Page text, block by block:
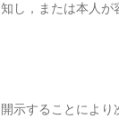
し，または本人
示することにより